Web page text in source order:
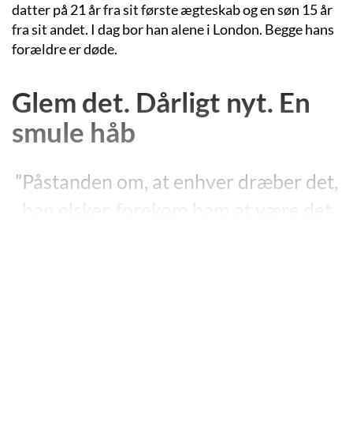
datter på 21 år fra sit første ægteskab og en søn 15 år
fra sit andet. I dag bor han alene i London. Begge hans
forældre er døde.
Glem det. Dårligt nyt. En
smule håb
”Påstanden om, at enhver dræber det,
han elsker, forekom ham at være det